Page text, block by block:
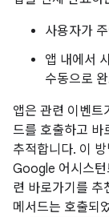
사용자가
앱 내에서
수동으로
앱은 관련 이벤트
드를 호출하고 바
추적합니다. 이
Google 어시스턴
련 바로가기를 추
메서드는 호출되